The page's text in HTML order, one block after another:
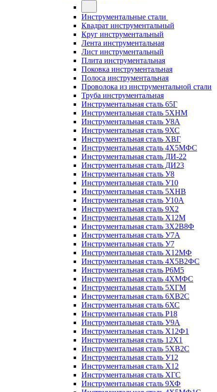
Инструментальные стали
Квадрат инструментальный
Круг инструментальный
Лента инструментальная
Лист инструментальный
Плита инструментальная
Поковка инструментальная
Полоса инструментальная
Проволока из инструментальной стали
Труба инструментальная
Инструментальная сталь 65Г
Инструментальная сталь 5ХНМ
Инструментальная сталь У8А
Инструментальная сталь 9ХС
Инструментальная сталь ХВГ
Инструментальная сталь 4Х5МФС
Инструментальная сталь ДИ-22
Инструментальная сталь ДИ23
Инструментальная сталь У8
Инструментальная сталь У10
Инструментальная сталь 5ХНВ
Инструментальная сталь У10А
Инструментальная сталь 9Х2
Инструментальная сталь Х12М
Инструментальная сталь 3Х2В8Ф
Инструментальная сталь У7А
Инструментальная сталь У7
Инструментальная сталь Х12МФ
Инструментальная сталь 4Х5В2ФС
Инструментальная сталь Р6М5
Инструментальная сталь 4ХМФС
Инструментальная сталь 5ХГМ
Инструментальная сталь 6ХВ2С
Инструментальная сталь 6ХС
Инструментальная сталь Р18
Инструментальная сталь У9А
Инструментальная сталь Х12Ф1
Инструментальная сталь 12Х1
Инструментальная сталь 5ХВ2С
Инструментальная сталь У12
Инструментальная сталь Х12
Инструментальная сталь ХГС
Инструментальная сталь 9ХФ